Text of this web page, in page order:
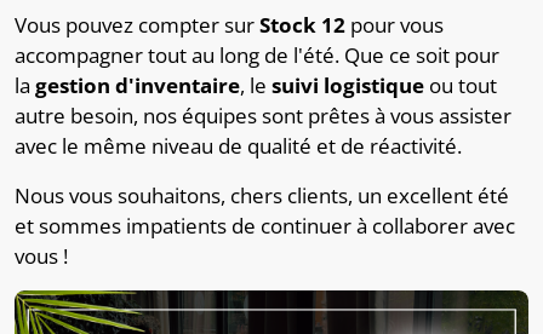
Vous pouvez compter surStock 12 pour vous
accompagner tout au long de l'été. Que ce soit pour
la gestion d'inventaire, le suivi logistique ou tout
autre besoin, nos équipes sont prêtes à vous assister
avec le même niveau de qualité et de réactivité.
Nous vous souhaitons, chers clients, un excellent été
et sommes impatients de continuer à collaborer avec
vous !